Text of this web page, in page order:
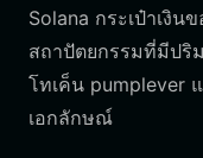
Solana กระเป๋าเงิน
สถาปัตยกรรมที่มีปริ
โทเค็น pumplever
เอกลักษณ์